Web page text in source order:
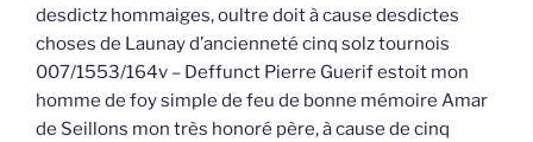
desdictz hommaiges, oultre doit à cause desdictes
choses de Launay d’ancienneté cinq solz tournois
007/1553/164v – Deffunct Pierre Guerif estoit mon
homme de foy simple de feu de bonne mémoire Amar
de Seillons mon très honoré père, à cause de cinq